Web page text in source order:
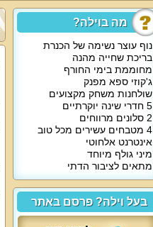
מה בוילה?
נוף עוצר נשימה של הכנרת
בריכת שחייה מהנה
מחוממת בימי החורף
ג'קוזי ספא מפנק
שולחנות משחק מקצועים
5 חדרי שינה יוקרתיים
2 סלונים מרווחים
4 מטבחים עשירים מכל טוב
אינטרנט אלחוטי
מיני גולף מיוחד
מתאים לציבור הדתי
בעל וילה? פרסם באתר